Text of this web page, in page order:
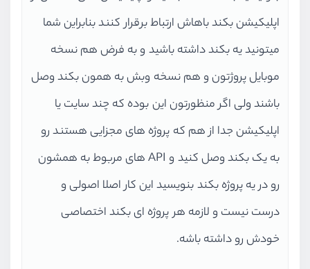
اپلیکیشن بکند باهاش ارتباط برقرار کنند بنابراین شما
میتونید یه بکند داشته باشید و به فرض هم نسخه
موبایل پروژتون و هم نسخه وبش به همون بکند وصل
باشند ولی اگر منظورتون این بوده که چند سایت یا
اپلیکیشن جدا از هم که پروژه های مجزایی هستند رو
به یک بکند وصل کنید و API های مربوط به همشون
رو در یه پروژه بکند بنویسید این کار اصلا اصولی و
درست نیست و لازمه هر پروژه ای بکند اختصاصی
خودش رو داشته باشه.